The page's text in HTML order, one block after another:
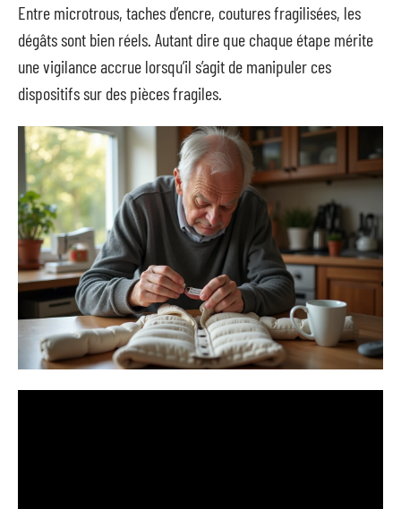
Entre microtrous, taches d’encre, coutures fragilisées, les
dégâts sont bien réels. Autant dire que chaque étape mérite
une vigilance accrue lorsqu’il s’agit de manipuler ces
dispositifs sur des pièces fragiles.